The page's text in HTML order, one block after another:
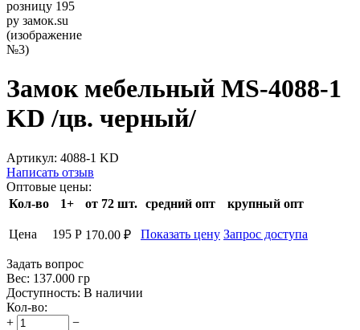
Замок мебельный MS-4088-1
KD /цв. черный/
Артикул: 4088-1 KD
Написать отзыв
Оптовые цены:
Кол-во
1+ от 72 шт. средний опт крупный опт
Цена 195 Р 170.00 ₽ Показать цену Запрос доступа
Задать вопрос
Вес: 137.000 гр
Доступность: В наличии
Кол-во:
+
−